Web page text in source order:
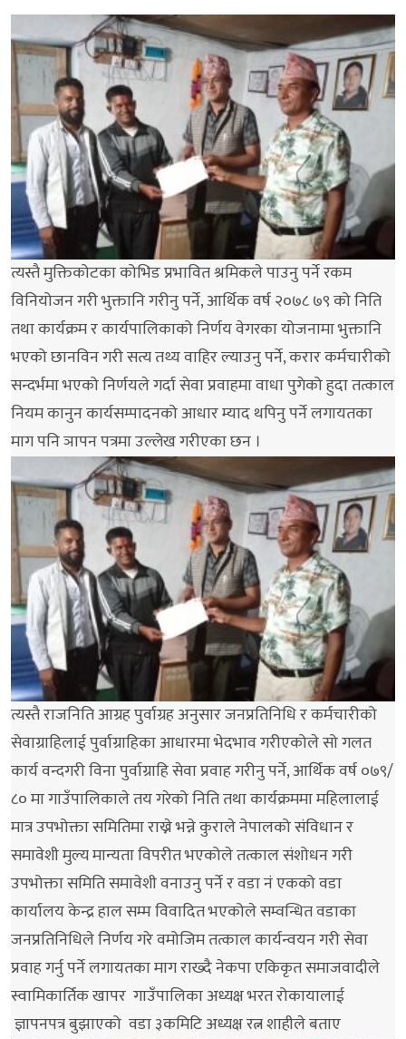
त्यस्तै मुक्तिकोटका कोभिड प्रभावित श्रमिकले पाउनु पर्ने रकम
विनियोजन गरी भुक्तानि गरीनु पर्ने, आर्थिक वर्ष २०७८ ७९ को निति
तथा कार्यक्रम र कार्यपालिकाको निर्णय वेगरका योजनामा भुक्तानि
भएको छानविन गरी सत्य तथ्य वाहिर ल्याउनु पर्ने, करार कर्मचारीको
सन्दर्भमा भएको निर्णयले गर्दा सेवा प्रवाहमा वाधा पुगेको हुदा तत्काल
नियम कानुन कार्यसम्पादनको आधार म्याद थपिनु पर्ने लगायतका
माग पनि ञापन पत्रमा उल्लेख गरीएका छन ।
त्यस्तै राजनिति आग्रह पुर्वाग्रह अनुसार जनप्रतिनिधि र कर्मचारीको
सेवाग्राहिलाई पुर्वाग्राहिका आधारमा भेदभाव गरीएकोले सो गलत
कार्य वन्दगरी विना पुर्वाग्राहि सेवा प्रवाह गरीनु पर्ने, आर्थिक वर्ष ०७९/
८० मा गाउँपालिकाले तय गरेको निति तथा कार्यक्रममा महिलालाई
मात्र उपभोक्ता समितिमा राख्ने भन्ने कुराले नेपालको संविधान र
समावेशी मुल्य मान्यता विपरीत भएकोले तत्काल संशोधन गरी
उपभोक्ता समिति समावेशी वनाउनु पर्ने र वडा नं एकको वडा
कार्यालय केन्द्र हाल सम्म विवादित भएकोले सम्वन्धित वडाका
जनप्रतिनिधिले निर्णय गरे वमोजिम तत्काल कार्यन्वयन गरी सेवा
प्रवाह गर्नु पर्ने लगायतका माग राख्दै नेकपा एकिकृत समाजवादीले
स्वामिकार्तिक खापर गाउँपालिका अध्यक्ष भरत रोकायालाई
ज्ञापनपत्र बुझाएको वडा ३कमिटि अध्यक्ष रत्न शाहीले बताए